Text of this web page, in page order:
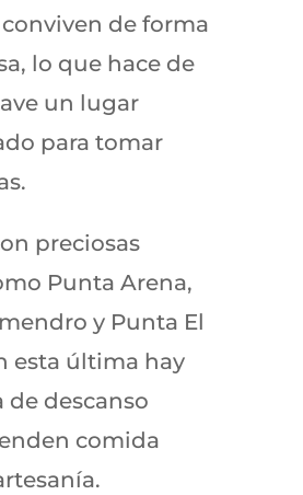
de forma
lo que hace de
un lugar
para tomar
preciosas
Punta Arena,
y Punta El
esta última hay
de descanso
comida